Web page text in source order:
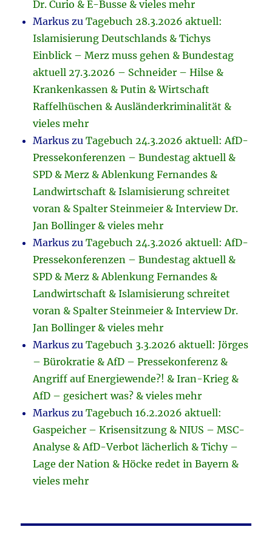
Dr. Curio & E-Busse & vieles mehr
Markus zuTagebuch 28.3.2026 aktuell:
Islamisierung Deutschlands & Tichys
Einblick – Merz muss gehen & Bundestag
aktuell 27.3.2026 – Schneider – Hilse &
Krankenkassen & Putin & Wirtschaft
Raffelhüschen & Ausländerkriminalität &
vieles mehr
Markus zuTagebuch 24.3.2026 aktuell: AfD-
Pressekonferenzen – Bundestag aktuell &
SPD & Merz & Ablenkung Fernandes &
Landwirtschaft & Islamisierung schreitet
voran & Spalter Steinmeier & Interview Dr.
Jan Bollinger & vieles mehr
Markus zuTagebuch 24.3.2026 aktuell: AfD-
Pressekonferenzen – Bundestag aktuell &
SPD & Merz & Ablenkung Fernandes &
Landwirtschaft & Islamisierung schreitet
voran & Spalter Steinmeier & Interview Dr.
Jan Bollinger & vieles mehr
Markus zuTagebuch 3.3.2026 aktuell: Jörges
– Bürokratie & AfD – Pressekonferenz &
Angriff auf Energiewende?! & Iran-Krieg &
AfD – gesichert was? & vieles mehr
Markus zuTagebuch 16.2.2026 aktuell:
Gaspeicher – Krisensitzung & NIUS – MSC-
Analyse & AfD-Verbot lächerlich & Tichy –
Lage der Nation & Höcke redet in Bayern &
vieles mehr